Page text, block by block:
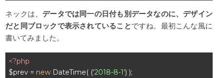
ネックは、データでは同一の日付も別データなのに、デザイン
だと同ブロックで表示されていることですね。最初こんな風に
書いてみました。
<?php
$prev = new DateTime( ('2018-8-1') );